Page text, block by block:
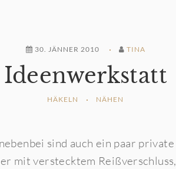
30. JÄNNER 2010 TINA
Ideenwerkstatt
HÄKELN NÄHEN
sind auch ein paar
mit verstecktem